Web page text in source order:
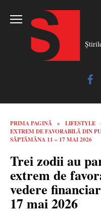
PRIMA PAGINĂ » LIFESTYLE
EXTREM DE FAVORABILĂ DIN
SĂPTĂMÂNA 11 – 17 MAI 2026
Trei zodii au
extrem de
vedere
17 mai 2026